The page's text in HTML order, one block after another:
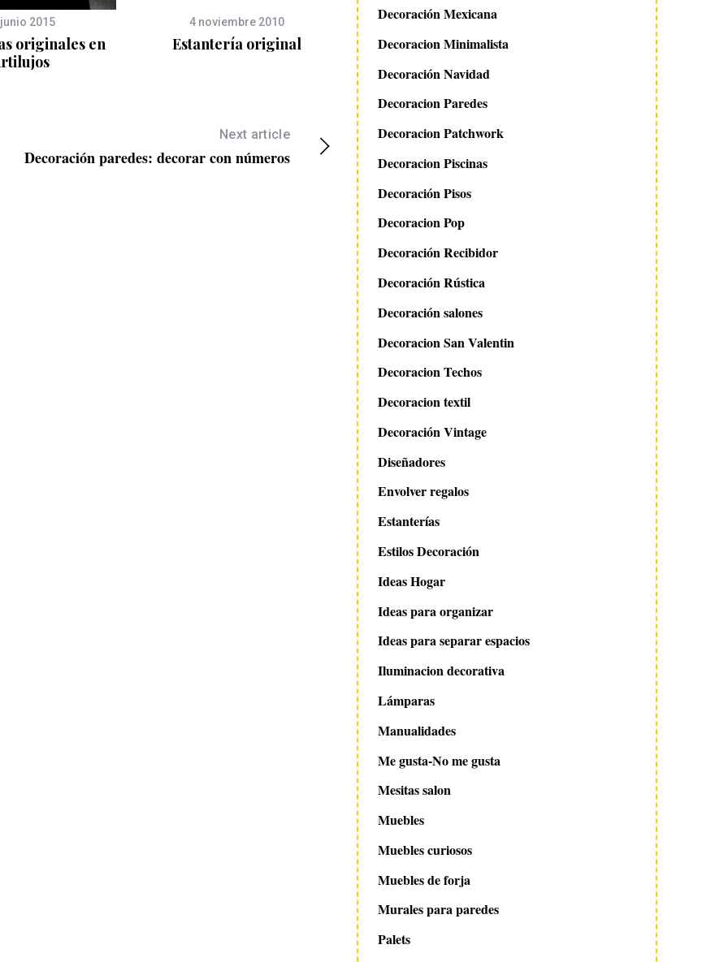
2015
originales en
4 noviembre 2010
Estantería original
5 abril 2011
Estantería circular
21 septiembre 2011
Ideas para
estanterías
Next article
Decoración paredes: decorar con números
Decoración Mexicana
Decoracion Minimalista
Decoración Navidad
Decoracion Paredes
Decoracion Patchwork
Decoracion Piscinas
Decoración Pisos
Decoracion Pop
Decoración Recibidor
Decoración Rústica
Decoración salones
Decoracion San Valentin
Decoracion Techos
Decoracion textil
Decoración Vintage
Diseñadores
Envolver regalos
Estanterías
Estilos Decoración
Ideas Hogar
Ideas para organizar
Ideas para separar espacios
Iluminacion decorativa
Lámparas
Manualidades
Me gusta-No me gusta
Mesitas salon
Muebles
Muebles curiosos
Muebles de forja
Murales para paredes
Palets